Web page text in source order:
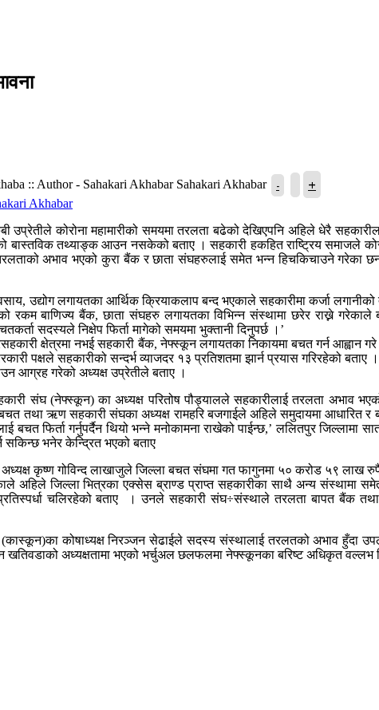
Sahakari Akhabar - +
उप्रेतीले कोरोना महामारीको समयमा तरलता बढेको देखिएपनि अहिले धेरै
बास्तविक तथ्याङ्क आउन नसकेको बताए । सहकारी हकहित राष्ट्रिय समाजले
अभाव भएको कुरा बैंक र छाता संघहरुलाई समेत भन्न हिचकिचाउने गरेका
व्यवसाय, उद्योग लगायतका आर्थिक क्रियाकलाप बन्द भएकाले सहकारीमा कर्जा
बाणिज्य बैंक, छाता संघहरु लगायतका विभिन्न संस्थामा छरेर राख्ने गरेकाले
सदस्यले निक्षेप फिर्ता मागेको समयमा भुक्तानी दिनुपर्छ ।’
क्षेत्रमा नभई सहकारी बैंक, नेफ्स्कून लगायतका निकायमा बचत गर्न आह्वान
पक्षले सहकारीको सन्दर्भ व्याजदर १३ प्रतिशतमा झार्न प्रयास गरिरहेको बताए ।
आग्रह गरेको अध्यक्ष उप्रेतीले बताए ।
संघ (नेफ्स्कून) का अध्यक्ष परितोष पौड्यालले सहकारीलाई तरलता अभाव
तथा ऋण सहकारी संघका अध्यक्ष रामहरि बजगाईले अहिले समुदायमा आधारित
बचत फिर्ता गर्नुपर्दैन थियो भन्ने मनोकामना राखेको पाईन्छ,’ ललितपुर
सकिन्छ भनेर केन्द्रित भएको बताए
कृष्ण गोविन्द लाखाजुले जिल्ला बचत संघमा गत फागुनमा ५० करोड ५९ लाख
अहिले जिल्ला भित्रका एक्सेस ब्राण्ड प्राप्त सहकारीका साथै अन्य
चलिरहेको बताए । उनले सहकारी संघ÷संस्थाले तरलता बापत बैंक
कोषाध्यक्ष निरञ्जन सेढाईले सदस्य संस्थालाई तरलतको अभाव हुँदा
खतिवडाको अध्यक्षतामा भएको भर्चुअल छलफलमा नेफ्स्कूनका बरिष्ट अधिकृत वल्लभ